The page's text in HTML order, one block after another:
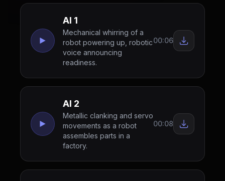
AI 1
Mechanical whirring of a
robot powering up, robotic
voice announcing
readiness.
00:06
AI 2
Metallic clanking and servo
movements as a robot
assembles parts in a
factory.
00:08